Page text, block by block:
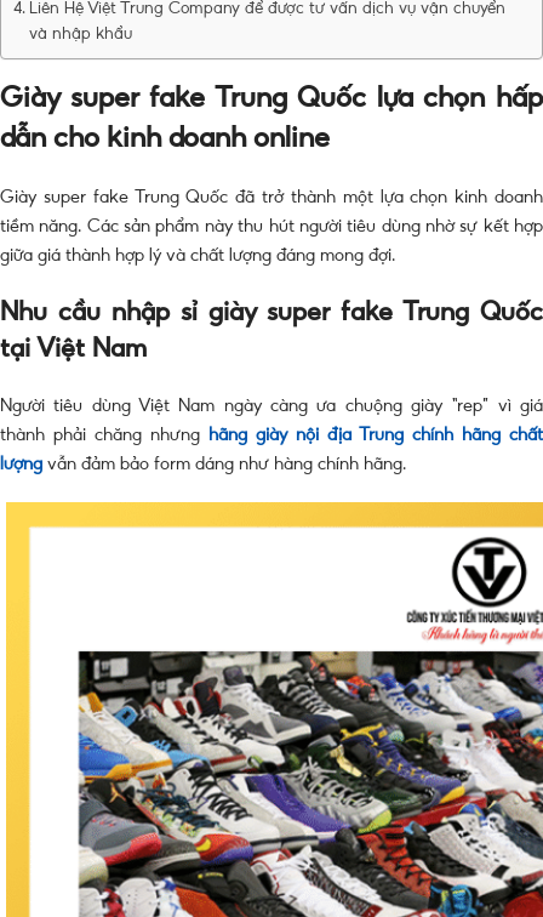
Liên Hệ Việt Trung Company để được tư vấn dịch vụ vận chuyển
và nhập khẩu
Giày super fake Trung Quốc lựa chọn hấp
dẫn cho kinh doanh online
Giày super fake Trung Quốc đã trở thành một lựa chọn kinh doanh
tiềm năng. Các sản phẩm này thu hút người tiêu dùng nhờ sự kết hợp
giữa giá thành hợp lý và chất lượng đáng mong đợi.
Nhu cầu nhập sỉ giày super fake Trung Quốc
tại Việt Nam
Người tiêu dùng Việt Nam ngày càng ưa chuộng giày “rep” vì giá
thành phải chăng nhưng
hãng giày nội địa Trung chính hãng chất
lượng vẫn đảm bảo form dáng như hàng chính hãng.